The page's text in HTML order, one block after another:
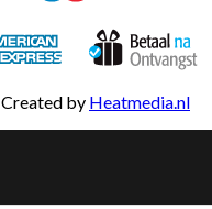
Created by Heatmedia.nl